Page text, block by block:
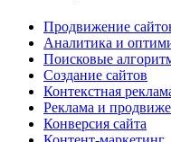
Продвижение
Аналитика и
Поисковые
Создание сайтов
Контекстная
Реклама и
Конверсия сайта